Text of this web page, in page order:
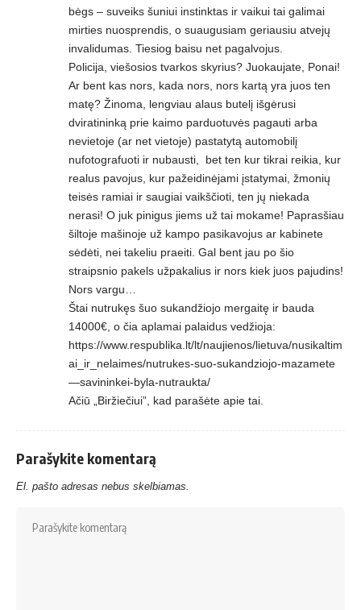
bėgs – suveiks šuniui instinktas ir vaikui tai galimai
mirties nuosprendis, o suaugusiam geriausiu atvejų
invalidumas. Tiesiog baisu net pagalvojus.
Policija, viešosios tvarkos skyrius? Juokaujate, Ponai!
Ar bent kas nors, kada nors, nors kartą yra juos ten
matę? Žinoma, lengviau alaus butelį išgėrusi
dviratininką prie kaimo parduotuvės pagauti arba
nevietoje (ar net vietoje) pastatytą automobilį
nufotografuoti ir nubausti, bet ten kur tikrai reikia, kur
realus pavojus, kur pažeidinėjami įstatymai, žmonių
teisės ramiai ir saugiai vaikščioti, ten jų niekada
nerasi! O juk pinigus jiems už tai mokame! Paprasšiau
šiltoje mašinoje už kampo pasikavojus ar kabinete
sėdėti, nei takeliu praeiti. Gal bent jau po šio
straipsnio pakels užpakalius ir nors kiek juos pajudins!
Nors vargu…
Štai nutrukęs šuo sukandžiojo mergaitę ir bauda
14000€, o čia aplamai palaidus vedžioja:
https://www.respublika.lt/lt/naujienos/lietuva/nusikaltim
ai_ir_nelaimes/nutrukes-suo-sukandziojo-mazamete
—savininkei-byla-nutraukta/
Ačiū „Biržiečiui”, kad parašėte apie tai.
Parašykite komentarą
El. pašto adresas nebus skelbiamas.